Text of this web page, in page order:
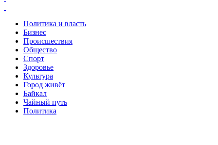
Политика и власть
Бизнес
Происшествия
Общество
Cпорт
Здоровье
Культура
Город живёт
Байкал
Чайный путь
Политика